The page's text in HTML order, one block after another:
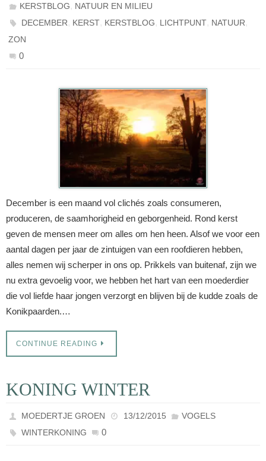
KERSTBLOG, NATUUR EN MILIEU
DECEMBER, KERST, KERSTBLOG, LICHTPUNT, NATUUR,
ZON
0
December is een maand vol clichés zoals consumeren,
produceren, de saamhorigheid en geborgenheid. Rond kerst
geven de mensen meer om alles om hen heen. Alsof we voor een
aantal dagen per jaar de zintuigen van een roofdieren hebben,
alles nemen wij scherper in ons op. Prikkels van buitenaf, zijn we
nu extra gevoelig voor, we hebben het hart van een moederdier
die vol liefde haar jongen verzorgt en blijven bij de kudde zoals de
Konikpaarden.…
CONTINUE READING
KONING WINTER
MOEDERTJE GROEN 13/12/2015
VOGELS
WINTERKONING
0